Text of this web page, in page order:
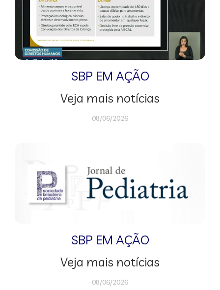
SBP EM AÇÃO
Veja mais notícias
08/06/2026
SBP EM AÇÃO
Veja mais notícias
08/06/2026